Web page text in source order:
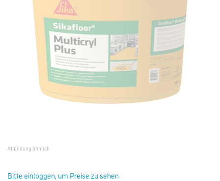
Abbildung ähnlich
Bitte einloggen, um Preise zu sehen